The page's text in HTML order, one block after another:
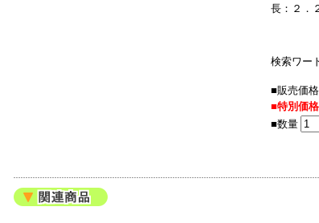
長：２．
検索ワー
■販売価格
■特別価格
■数量